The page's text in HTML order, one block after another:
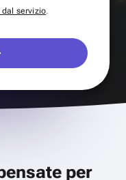
servizio.
per